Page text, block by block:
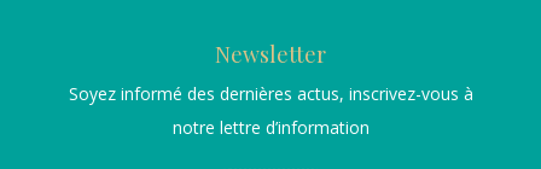
Newsletter
Soyez informé des dernières actus, inscrivez-vous à
notre lettre d’information